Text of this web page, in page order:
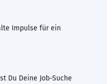
Impulse für ein
Du Deine Job-Suche